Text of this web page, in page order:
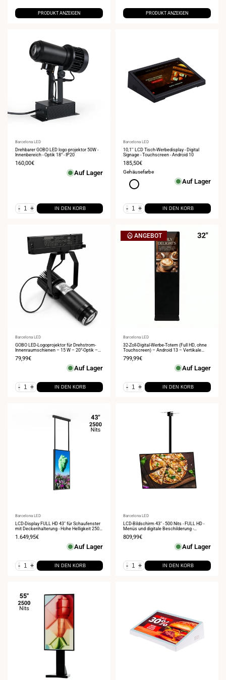
PRODUKT ANZEIGEN PRODUKT ANZEIGEN
Anbieter:
Barcelona LED
Drehbarer GOBO LED logo projektor 50W -
Innenbereich - Optik 18° - IP20
Verkaufspreis
160,00€
Auf Lager
- + IN DEN KORB
Anbieter:
Barcelona LED
10,1'' LCD Tisch-Werbedisplay - Digital
Signage - Touchscreen - Android 10
Verkaufspreis
185,50€
Gehäusefarbe
Weiß Auf Lager
- + IN DEN KORB
Anbieter:
Barcelona LED
GOBO LED-Logoprojektor für Drehstrom-
Innenraumschienen – 15 W – 20°-Optik –
Verkaufspreis
79,99€
Auf Lager
- + IN DEN KORB
ANGEBOT
Anbieter:
Barcelona LED
32-Zoll-Digital-Werbe-Totem (Full HD, ohne
Touchscreen) – Android 13 – Vertikale
Verkaufspreis
799,99€
Auf Lager
- + IN DEN KORB
Anbieter:
Barcelona LED
LCD-Display FULL HD 43" für Schaufenster
mit Deckenhalterung - Hohe Helligkeit 2500
Verkaufspreis
1.649,95€
Auf Lager
- + IN DEN KORB
Anbieter:
Barcelona LED
LCD-Bildschirm 43" - 500 Nits - FULL HD -
Menüs und digitale Beschilderung -
Verkaufspreis
809,99€
Auf Lager
- + IN DEN KORB